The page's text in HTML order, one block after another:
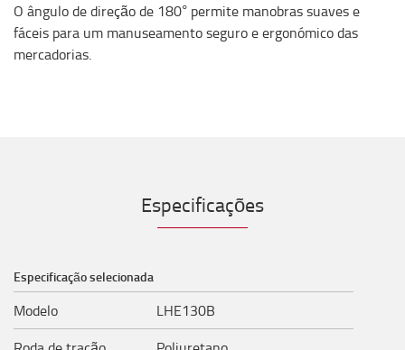
O ângulo de direção de 180° permite manobras suaves e
fáceis para um manuseamento seguro e ergonómico das
mercadorias.
Especificações
Especificação selecionada
Modelo
LHE130B